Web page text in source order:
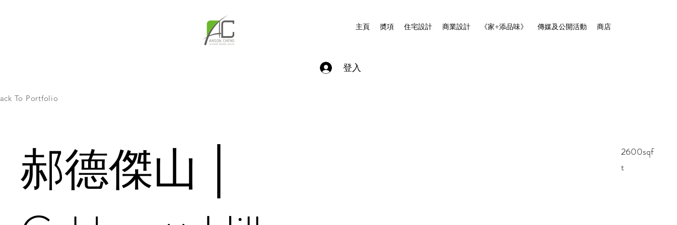
主頁 奬項 住宅設計 商業設計 《家+添品味》 傳媒及公開活動 商店
登入
To Portfolio
郝德傑山 │
2600sqf
t